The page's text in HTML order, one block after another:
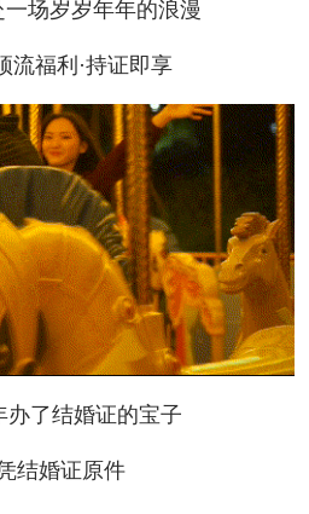
场岁岁年年的浪漫
福利·持证即享
了结婚证的宝子
婚证原件